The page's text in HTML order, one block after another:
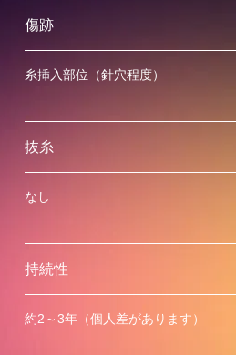
傷跡
糸挿入部位（針穴程度）
抜糸
なし
持続性
約2～3年（個人差があります）